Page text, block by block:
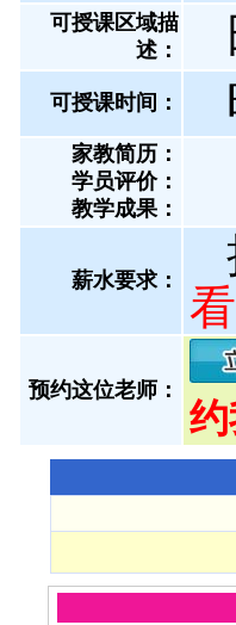
可授课区域描
述：
可授课时间：
家教简历：
学员评价：
教学成果：
薪水要求：
预约这位老师：